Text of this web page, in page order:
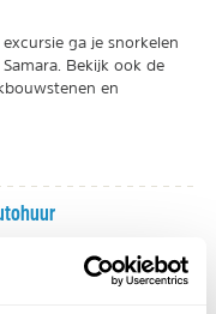
ga je snorkelen
Bekijk ook de
en
ook verzekeringen.